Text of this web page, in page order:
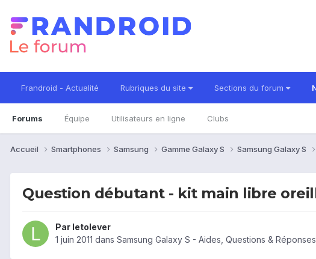
Frandroid - Actualité Rubriques du site Sections du forum
Forums Équipe Utilisateurs en ligne Clubs
Accueil Smartphones Samsung Gamme Galaxy S Samsung Galaxy S
Question débutant - kit main libre
Par letolever
1 juin 2011 dans Samsung Galaxy S - Aides, Questions & Réponses